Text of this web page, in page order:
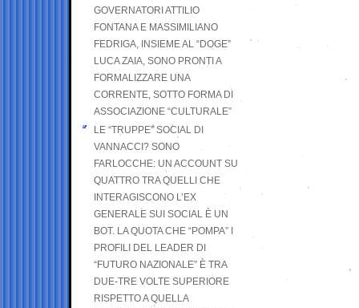
GOVERNATORI ATTILIO
FONTANA E MASSIMILIANO
FEDRIGA, INSIEME AL “DOGE”
LUCA ZAIA, SONO PRONTI A
FORMALIZZARE UNA
CORRENTE, SOTTO FORMA DI
ASSOCIAZIONE “CULTURALE”
LE “TRUPPE” SOCIAL DI
VANNACCI? SONO
FARLOCCHE: UN ACCOUNT SU
QUATTRO TRA QUELLI CHE
INTERAGISCONO L’EX
GENERALE SUI SOCIAL È UN
BOT. LA QUOTA CHE “POMPA” I
PROFILI DEL LEADER DI
“FUTURO NAZIONALE” È TRA
DUE-TRE VOLTE SUPERIORE
RISPETTO A QUELLA